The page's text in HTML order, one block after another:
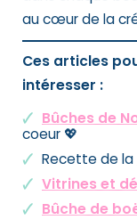
au cœur de la
Ces articles
intéresser :
Bûches de
coeur 💖
Recette de la
Vitrines et
Bûche de